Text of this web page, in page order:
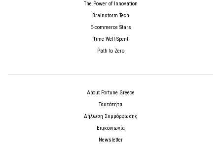
The Power of Innovation
Brainstorm Tech
E-commerce Stars
Time Well Spent
Path to Zero
About Fortune Greece
Ταυτότητα
Δήλωση Συμμόρφωσης
Επικοινωνία
Newsletter